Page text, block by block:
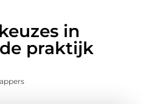
in
praktijk